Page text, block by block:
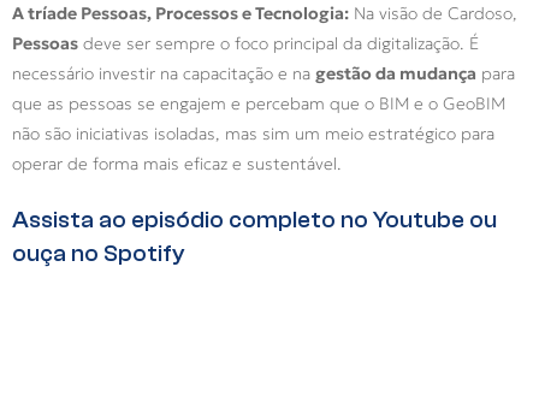
A tríade Pessoas, Processos e Tecnologia: Na visão de Cardoso,
Pessoas deve ser sempre o foco principal da digitalização. É
necessário investir na capacitação e na gestão da mudança para
que as pessoas se engajem e percebam que o BIM e o GeoBIM
não são iniciativas isoladas, mas sim um meio estratégico para
operar de forma mais eficaz e sustentável.
Assista ao episódio completo no Youtube ou
ouça no Spotify